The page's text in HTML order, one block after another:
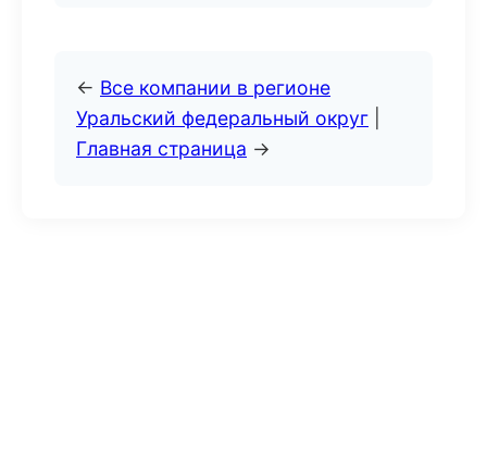
← Все компании в регионе
Уральский федеральный округ
Главная страница →